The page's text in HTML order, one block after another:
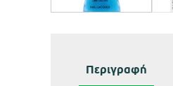
Περιγραφή